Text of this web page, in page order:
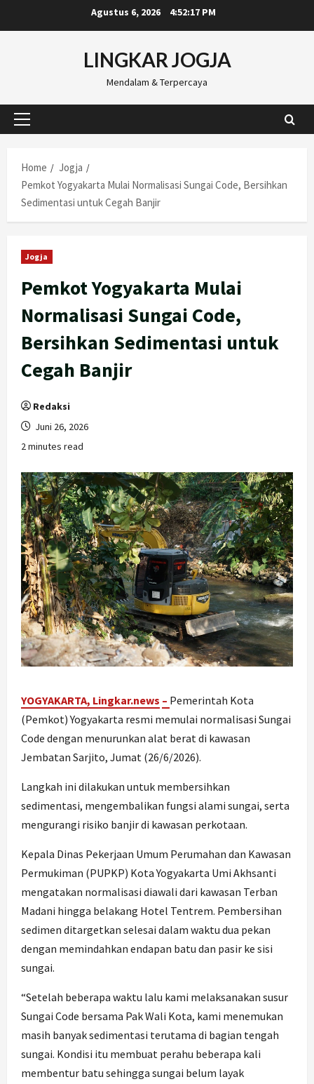
to
Agustus 6, 2026 4:52:18 PM
LINGKAR JOGJA
Mendalam & Terpercaya
Primary
Home
Jogja
Pemkot Yogyakarta Mulai Normalisasi Sungai Code, Bersihkan
Sedimentasi untuk Cegah Banjir
Jogja
Pemkot Yogyakarta Mulai
Normalisasi Sungai Code,
Bersihkan Sedimentasi untuk
Cegah Banjir
Redaksi
Juni 26, 2026
2 minutes read
YOGYAKARTA, Lingkar.news – Pemerintah Kota
(Pemkot) Yogyakarta resmi memulai normalisasi Sungai
Code dengan menurunkan alat berat di kawasan
Jembatan Sarjito, Jumat (26/6/2026).
Langkah ini dilakukan untuk membersihkan
sedimentasi, mengembalikan fungsi alami sungai, serta
mengurangi risiko banjir di kawasan perkotaan.
Kepala Dinas Pekerjaan Umum Perumahan dan Kawasan
Permukiman (PUPKP) Kota Yogyakarta Umi Akhsanti
mengatakan normalisasi diawali dari kawasan Terban
Madani hingga belakang Hotel Tentrem. Pembersihan
sedimen ditargetkan selesai dalam waktu dua pekan
dengan memindahkan endapan batu dan pasir ke sisi
sungai.
“Setelah beberapa waktu lalu kami melaksanakan susur
Sungai Code bersama Pak Wali Kota, kami menemukan
masih banyak sedimentasi terutama di bagian tengah
sungai. Kondisi itu membuat perahu beberapa kali
membentur batu sehingga sungai belum layak